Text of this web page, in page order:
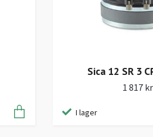
Sica 12 SR 3
1 817 kr
I lager